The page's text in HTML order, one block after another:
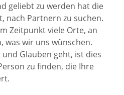
geliebt zu werden hat die
nach Partnern zu suchen.
Zeitpunkt viele Orte, an
was wir uns wünschen.
Glauben geht, ist dies
zu finden, die Ihre